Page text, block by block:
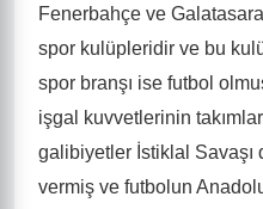
Fenerbahçe ve
spor kulüpleridir ve bu
spor branşı ise futbol
işgal kuvvetlerinin
galibiyetler İstiklal Savaşı
vermiş ve futbolun